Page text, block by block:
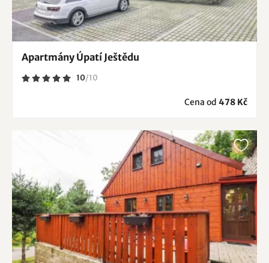
Apartmány Úpatí Ještědu
10/10
Cena od 478 Kč